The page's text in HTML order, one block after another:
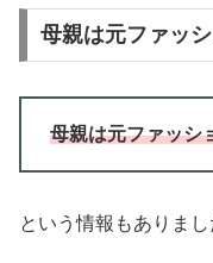
母親は元ファッ
母親は元ファッシ
という情報もありまし